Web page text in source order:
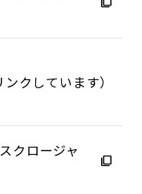
クしています）
クロージャ